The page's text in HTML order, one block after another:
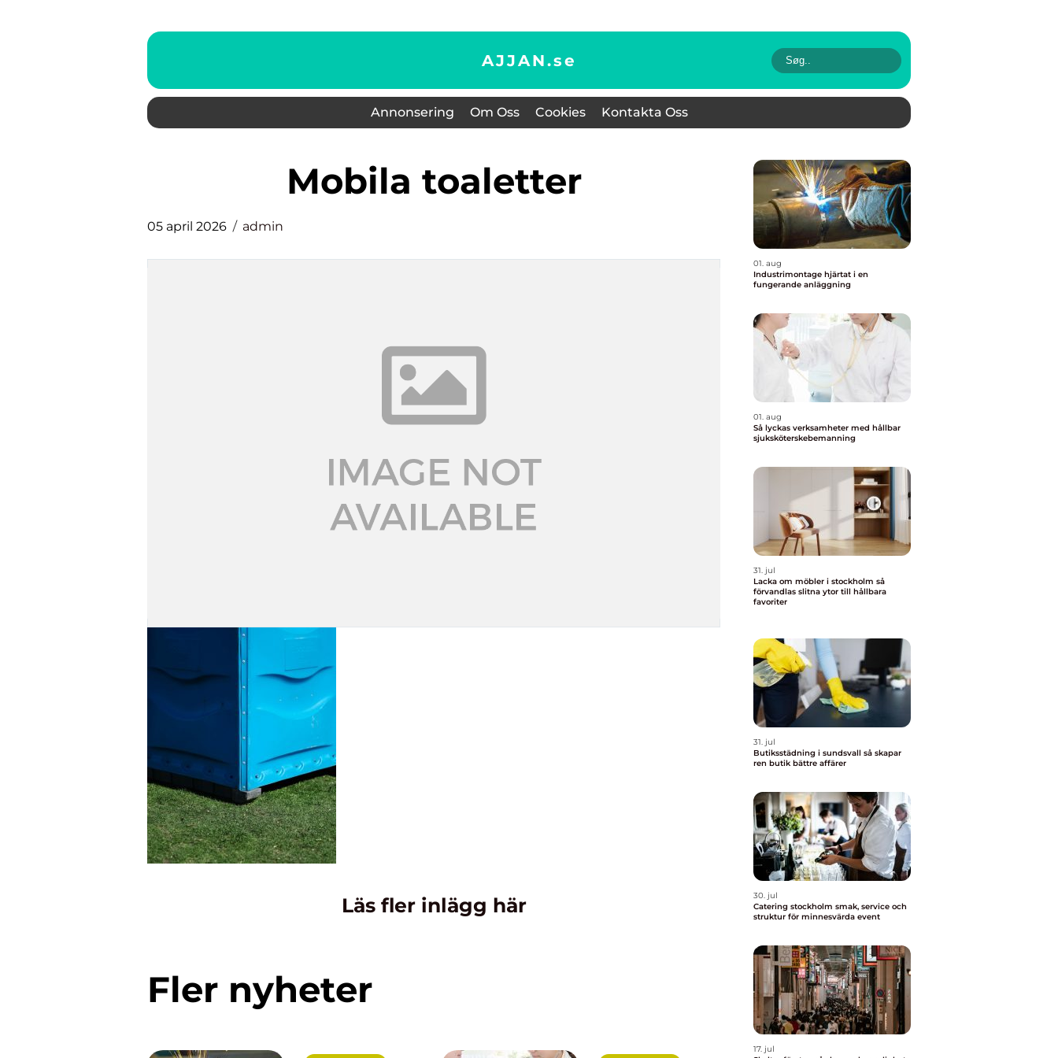
AJJAN.se
Annonsering Om Oss Cookies Kontakta Oss
mobila toaletter
05 april 2026 admin
Läs fler inlägg här
Fler nyheter
01. aug
Industrimontage hjärtat i en
fungerande anläggning
01. aug
Så lyckas verksamheter med hållbar
sjuksköterskebemanning
31. jul
Lacka om möbler i stockholm så
förvandlas slitna ytor till hållbara
favoriter
31. jul
Butiksstädning i sundsvall så skapar
ren butik bättre affärer
30. jul
Catering stockholm smak, service och
struktur för minnesvärda event
17. jul